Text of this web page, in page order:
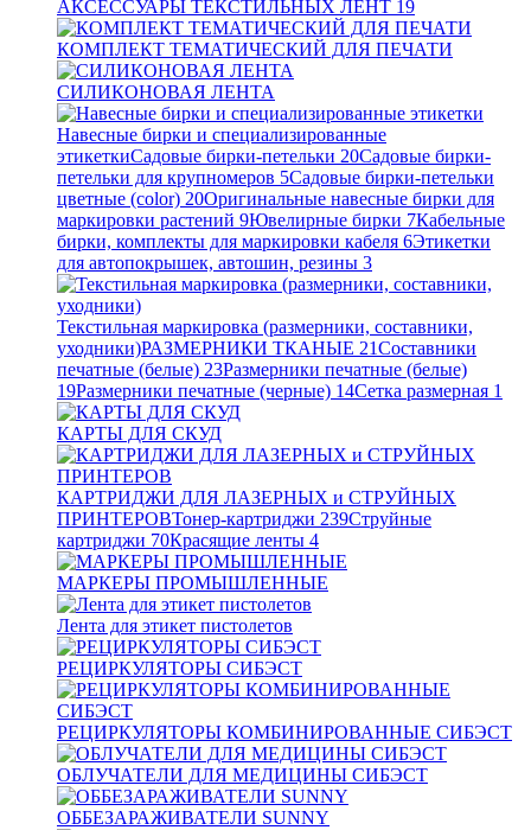
АКСЕССУАРЫ ТЕКСТИЛЬНЫХ ЛЕНТ 19
КОМПЛЕКТ ТЕМАТИЧЕСКИЙ ДЛЯ ПЕЧАТИ
СИЛИКОНОВАЯ ЛЕНТА
Навесные бирки и специализированные
этикеткиСадовые бирки-петельки 20Садовые бирки-
петельки для крупномеров 5Садовые бирки-петельки
цветные (color) 20Оригинальные навесные бирки для
маркировки растений 9Ювелирные бирки 7Кабельные
бирки, комплекты для маркировки кабеля 6Этикетки
для автопокрышек, автошин, резины 3
Текстильная маркировка (размерники, составники,
уходники)РАЗМЕРНИКИ ТКАНЫЕ 21Составники
печатные (белые) 23Размерники печатные (белые)
19Размерники печатные (черные) 14Сетка размерная 1
КАРТЫ ДЛЯ СКУД
КАРТРИДЖИ ДЛЯ ЛАЗЕРНЫХ и СТРУЙНЫХ
ПРИНТЕРОВТонер-картриджи 239Струйные
картриджи 70Красящие ленты 4
МАРКЕРЫ ПРОМЫШЛЕННЫЕ
Лента для этикет пистолетов
РЕЦИРКУЛЯТОРЫ СИБЭСТ
РЕЦИРКУЛЯТОРЫ КОМБИНИРОВАННЫЕ СИБЭСТ
ОБЛУЧАТЕЛИ ДЛЯ МЕДИЦИНЫ СИБЭСТ
ОББЕЗАРАЖИВАТЕЛИ SUNNY